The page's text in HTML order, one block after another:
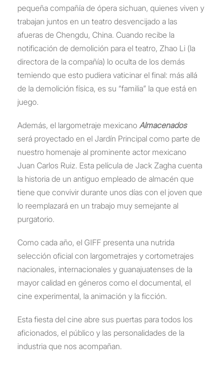
pequeña compañía de ópera sichuan, quienes viven y
trabajan juntos en un teatro desvencijado a las
afueras de Chengdu, China. Cuando recibe la
notificación de demolición para el teatro, Zhao Li (la
directora de la compañía) lo oculta de los demás
temiendo que esto pudiera vaticinar el final: más allá
de la demolición física, es su “familia” la que está en
juego.
Además, el largometraje mexicano Almacenados
será proyectado en el Jardín Principal como parte de
nuestro homenaje al prominente actor mexicano
Juan Carlos Ruiz. Esta película de Jack Zagha cuenta
la historia de un antiguo empleado de almacén que
tiene que convivir durante unos días con el joven que
lo reemplazará en un trabajo muy semejante al
purgatorio.
Como cada año, el GIFF presenta una nutrida
selección oficial con largometrajes y cortometrajes
nacionales, internacionales y guanajuatenses de la
mayor calidad en géneros como el documental, el
cine experimental, la animación y la ficción.
Esta fiesta del cine abre sus puertas para todos los
aficionados, el público y las personalidades de la
industria que nos acompañan.